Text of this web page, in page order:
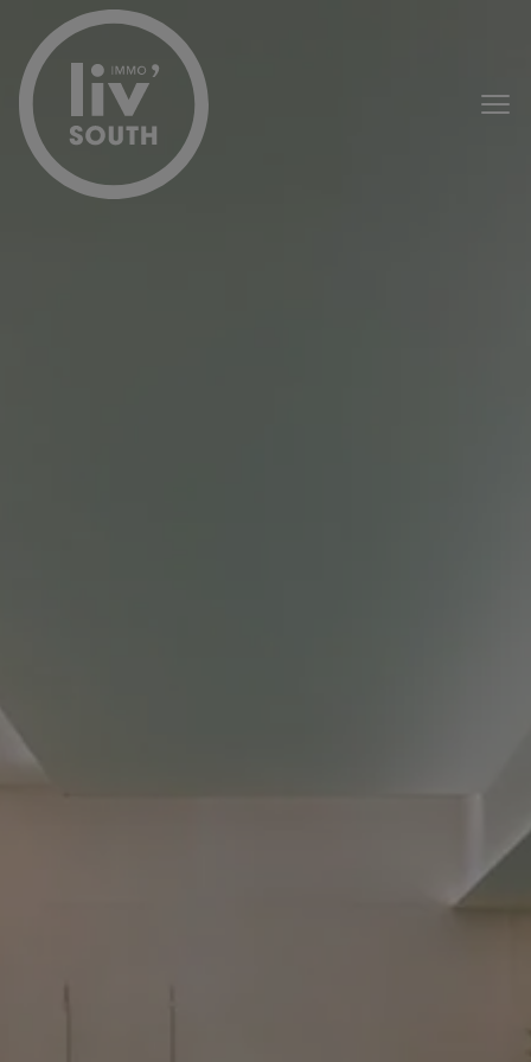
Passer le menu et aller au contenu